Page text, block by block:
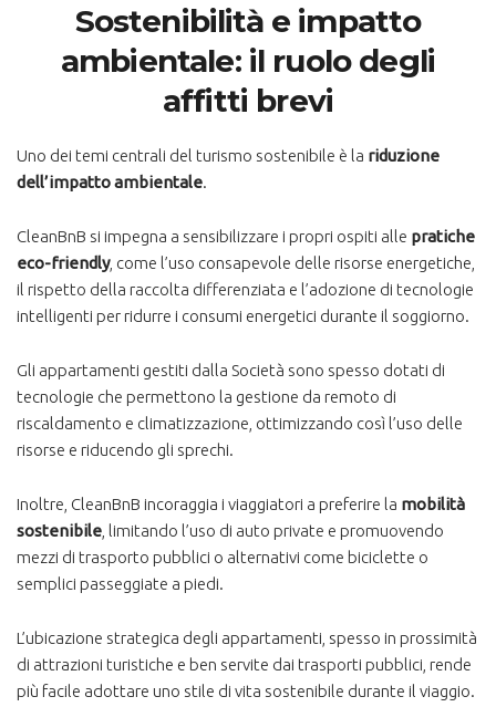
Sostenibilità e impatto
ambientale: il ruolo degli
affitti brevi
Uno dei temi centrali del turismo sostenibile è la riduzione
dell’impatto ambientale.
CleanBnB si impegna a sensibilizzare i propri ospiti alle pratiche
eco-friendly, come l’uso consapevole delle risorse energetiche,
il rispetto della raccolta differenziata e l’adozione di tecnologie
intelligenti per ridurre i consumi energetici durante il soggiorno​.
Gli appartamenti gestiti dalla Società sono spesso dotati di
tecnologie che permettono la gestione da remoto di
riscaldamento e climatizzazione, ottimizzando così l’uso delle
risorse e riducendo gli sprechi.
Inoltre, CleanBnB incoraggia i viaggiatori a preferire la mobilità
sostenibile , limitando l’uso di auto private e promuovendo
mezzi di trasporto pubblici o alternativi come biciclette o
semplici passeggiate a piedi​.
L’ubicazione strategica degli appartamenti, spesso in prossimità
di attrazioni turistiche e ben servite dai trasporti pubblici, rende
più facile adottare uno stile di vita sostenibile durante il viaggio.